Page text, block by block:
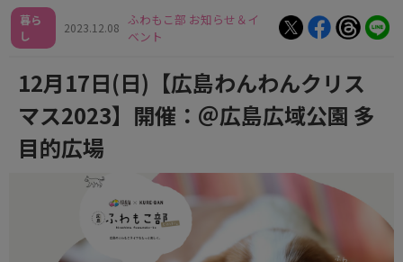
暮ら
し
2023.12.08
ふわもこ部 お知らせ＆イ
ベント
12月17日(日)【広島わんわんクリス
マス2023】開催：＠広島広域公園 多
目的広場